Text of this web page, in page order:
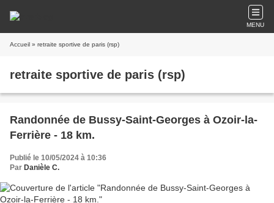
MENU
Accueil » retraite sportive de paris (rsp)
retraite sportive de paris (rsp)
Randonnée de Bussy-Saint-Georges à Ozoir-la-
Ferrière - 18 km.
Publié le 10/05/2024 à 10:36
Par Danièle C.